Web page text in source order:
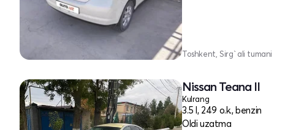
Toshkent, Sirg`ali tumani
Nissan Teana II
Kulrang
3.5 l, 249 o.k., benzin
Oldi uzatma